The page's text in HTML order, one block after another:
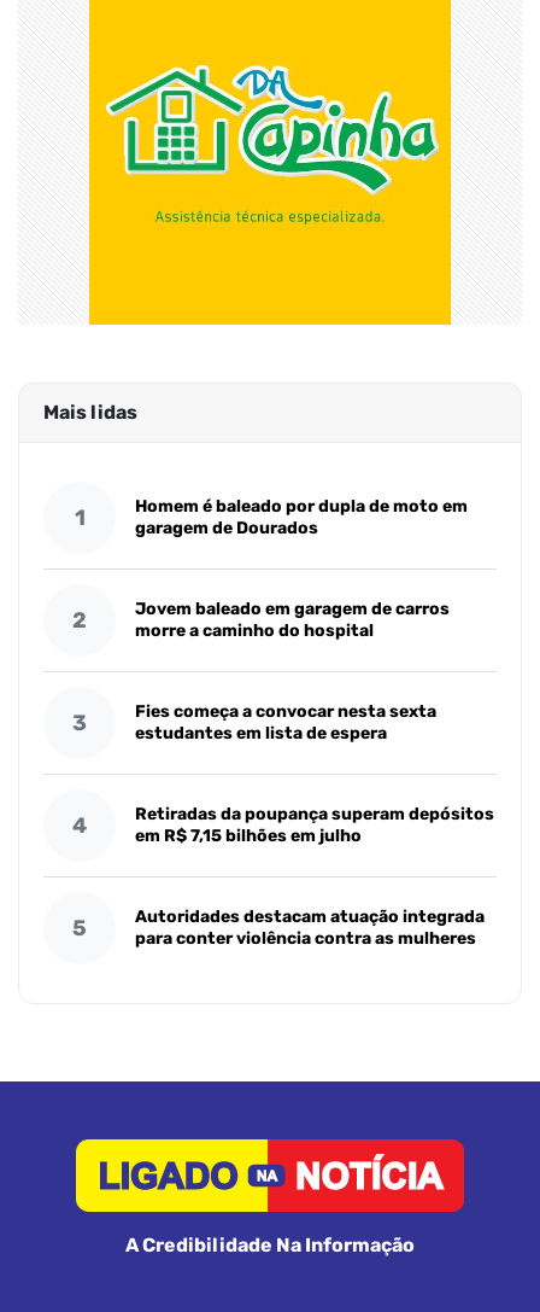
Mais lidas
1
Homem é baleado por dupla de moto em
garagem de Dourados
2
Jovem baleado em garagem de carros
morre a caminho do hospital
3
Fies começa a convocar nesta sexta
estudantes em lista de espera
4
Retiradas da poupança superam depósitos
em R$ 7,15 bilhões em julho
5
Autoridades destacam atuação integrada
para conter violência contra as mulheres
A Credibilidade Na Informação